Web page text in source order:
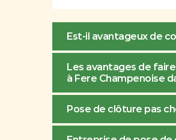
Est-il avantageux de
Les avantages de
à Fere Champenoise
Pose de clôture pas